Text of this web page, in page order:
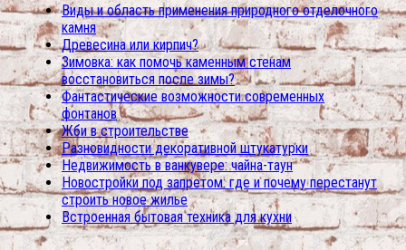
Виды и область применения природного отделочного
камня
Древесина или кирпич?
Зимовка: как помочь каменным стенам
восстановиться после зимы?
Фантастические возможности современных
фонтанов
Жби в строительстве
Разновидности декоративной штукатурки
Недвижимость в ванкувере: чайна-таун
Новостройки под запретом: где и почему перестанут
строить новое жилье
Встроенная бытовая техника для кухни